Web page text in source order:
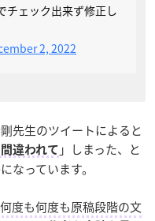
チェック出来ず修正し
2, 2022
先生のツイートによると
違われて 」しまった、と
なっています。
度も何度も原稿段階の文